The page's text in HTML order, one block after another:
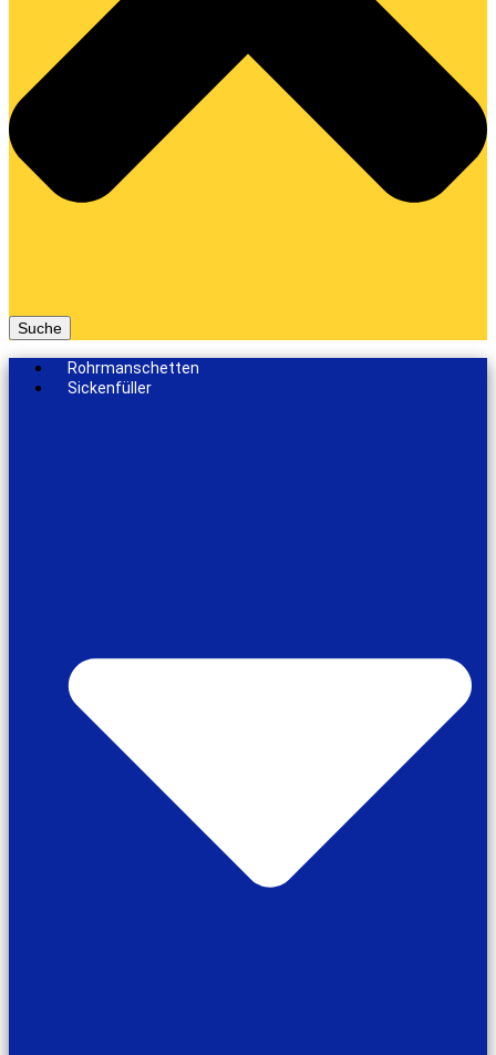
Suche
Rohrmanschetten
Sickenfüller